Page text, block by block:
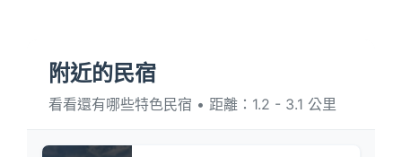
附近的民宿
看看還有哪些特色民宿 • 距離：1.2 - 3.1 公里